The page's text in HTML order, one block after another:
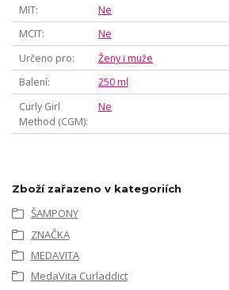
MIT
Ne
MCIT
Ne
Určeno pro
Ženy i muže
Balení
250 ml
Curly Girl
Method (CGM)
Ne
Zboží zařazeno v kategoriích
ŠAMPONY
ZNAČKA
MEDAVITA
MedaVita Curladdict